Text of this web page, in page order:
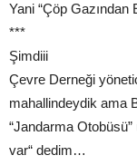
Yani “Çöp Gazından
***
Şimdiii
Çevre Derneği
mahallindeydik ama
“Jandarma
var“ dedim…